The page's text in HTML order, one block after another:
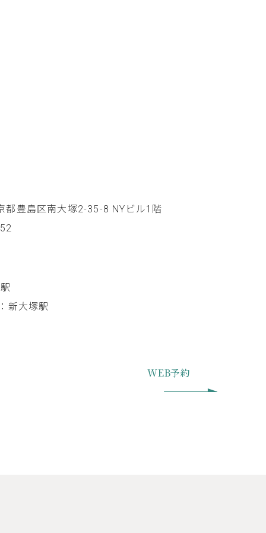
都豊島区南大塚2-35-8 NYビル1階
新大塚駅
WEB予約